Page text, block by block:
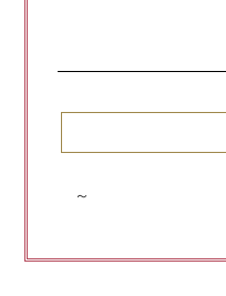
～